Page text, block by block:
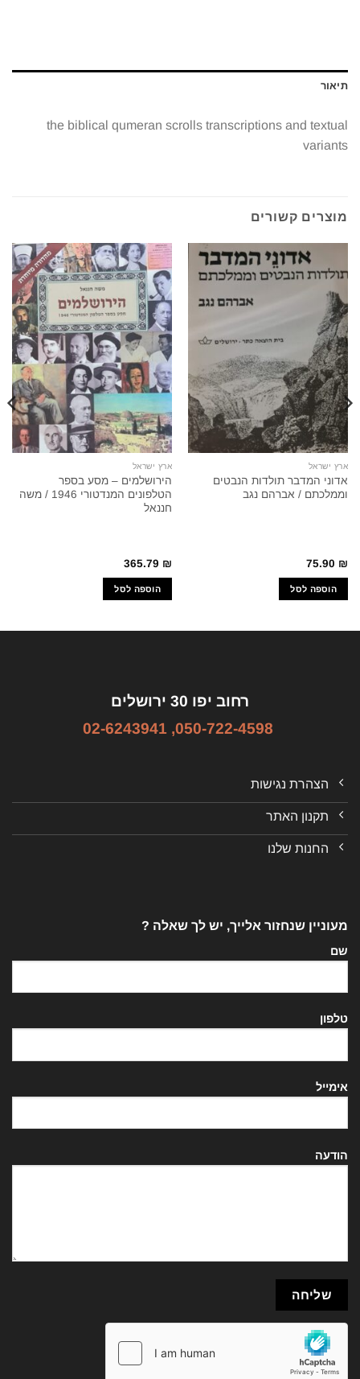
תיאור
the biblical qumeran scrolls transcriptions and textual
variants
מוצרים קשורים
ארץ ישראל
אדוני המדבר תולדות הנבטים
וממלכתם / אברהם נגב
75.90 ₪
הוספה לסל
ארץ ישראל
הירושלמים – מסע בספר
הטלפונים המנדטורי 1946 / משה
חננאל
365.79 ₪
הוספה לסל
רחוב יפו 30 ירושלים
050-722-4598
,
02-6243941
הצהרת נגישות
תקנון האתר
החנות שלנו
מעוניין שנחזור אלייך, יש לך שאלה ?
שם
טלפון
אימייל
הודעה